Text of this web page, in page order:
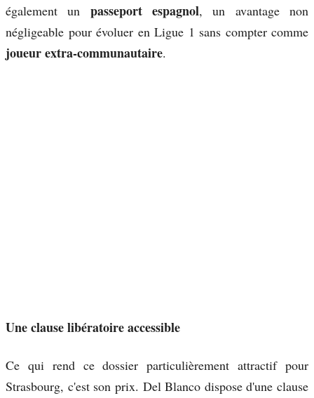
également un passeport espagnol, un avantage non
négligeable pour évoluer en Ligue 1 sans compter comme
joueur extra-communautaire.
Une clause libératoire accessible
Ce qui rend ce dossier particulièrement attractif pour
Strasbourg, c'est son prix. Del Blanco dispose d'une clause